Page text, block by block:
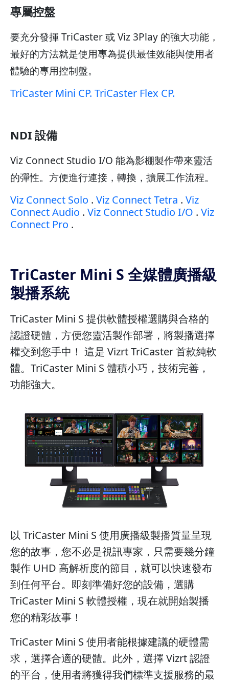
專屬控盤
要充分發揮 TriCaster 或 Viz 3Play 的強大功能，
最好的方法就是使用專為提供最佳效能與使用者
體驗的專用控制盤。
TriCaster Mini CP. TriCaster Flex CP.
NDI 設備
Viz Connect Studio I/O 能為影棚製作帶來靈活
的彈性。方便進行連接，轉換，擴展工作流程。
Viz Connect Solo . Viz Connect Tetra . Viz
Connect Audio . Viz Connect Studio I/O . Viz
Connect Pro .
TriCaster Mini S 全媒體廣播級
製播系統
TriCaster Mini S 提供軟體授權選購與合格的
認證硬體，方便您靈活製作部署，將製播選擇
權交到您手中！ 這是 Vizrt TriCaster 首款純軟
體。TriCaster Mini S 體積小巧，技術完善，
功能強大。
以 TriCaster Mini S 使用廣播級製播質量呈現
您的故事，您不必是視訊專家，只需要幾分鐘
製作 UHD 高解析度的節目，就可以快速發布
到任何平台。即刻準備好您的設備，選購
TriCaster Mini S 軟體授權，現在就開始製播
您的精彩故事！
TriCaster Mini S 使用者能根據建議的硬體需
求，選擇合適的硬體。此外，選擇 Vizrt 認證
的平台，使用者將獲得我們標準支援服務的最